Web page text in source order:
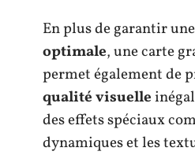
En plus de garantir une
optimale, une carte
permet également de
qualité visuelle
des effets spéciaux
dynamiques et les